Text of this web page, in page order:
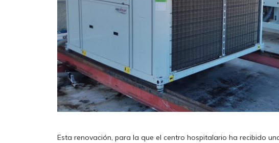
Esta renovación, para la que el centro hospitalario ha recibido